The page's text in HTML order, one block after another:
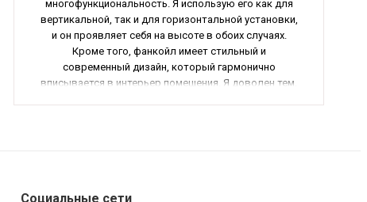
многофункциональность. Я использую его как для
вертикальной, так и для горизонтальной установки,
и он проявляет себя на высоте в обоих случаях.
Кроме того, фанкойл имеет стильный и
современный дизайн, который гармонично
вписывается в интерьер помещения. Я доволен тем,
Социальные сети